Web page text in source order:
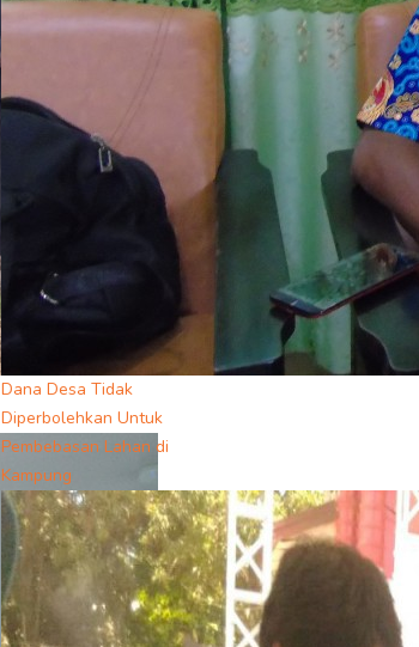
Dana Desa Tidak
Diperbolehkan Untuk
Pembebasan Lahan di
Kampung